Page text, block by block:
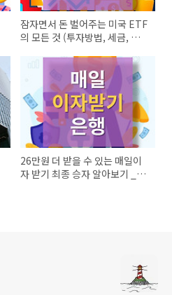
잠자면서 돈 벌어주는 미국 ETF
의 모든 것 (투자방법, 세금, 순
26만원 더 받을 수 있는 매일이
자 받기 최종 승자 알아보기 _토